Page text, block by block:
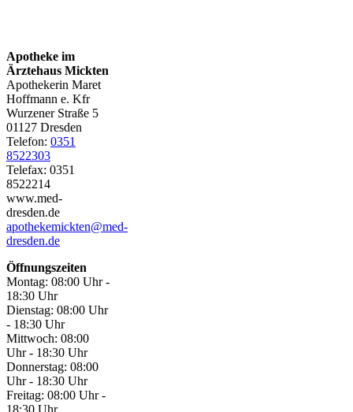
Apo­the­ke im
Ärztehaus Mickten
Apo­the­ke­rin Maret
Hoffmann e. Kfr
Wur­ze­ner Stra­ße 5
01127 Dresden
Tele­fon: 0351
8522303
Tele­fax: 0351
8522214
www.med-
dresden.de
apothekemickten@med-
dresden.de
Öff­nungs­zei­ten
Mon­tag: 08:00 Uhr -
18:30 Uhr
Diens­tag: 08:00 Uhr
- 18:30 Uhr
Mitt­woch: 08:00
Uhr - 18:30 Uhr
Don­ners­tag: 08:00
Uhr - 18:30 Uhr
Frei­tag: 08:00 Uhr -
18:30 Uhr